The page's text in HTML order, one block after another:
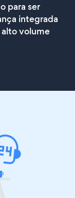
para ser
integrada
alto volume